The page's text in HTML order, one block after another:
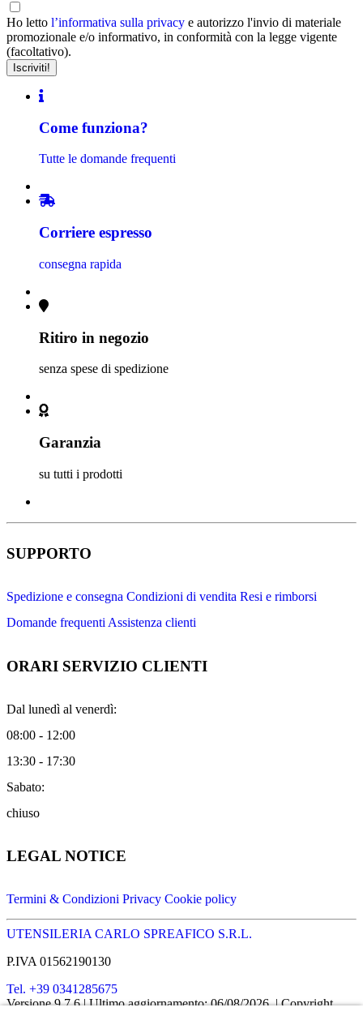
Ho letto l’informativa sulla privacy e autorizzo l'invio di materiale
promozionale e/o informativo, in conformità con la legge vigente
(facoltativo).
Come funziona?
Tutte le domande frequenti
Corriere espresso
consegna rapida
Ritiro in negozio
senza spese di spedizione
Garanzia
su tutti i prodotti
SUPPORTO
Spedizione e consegna Condizioni di vendita Resi e rimborsi
Domande frequenti Assistenza clienti
ORARI SERVIZIO CLIENTI
Dal lunedì al venerdì:
08:00 - 12:00
13:30 - 17:30
Sabato:
chiuso
LEGAL NOTICE
Termini & Condizioni Privacy Cookie policy
UTENSILERIA CARLO SPREAFICO S.R.L.
P.IVA 01562190130
Tel. +39 0341285675
Versione 9.7.6 | Ultimo aggiornamento: 06/08/2026 | Copyright